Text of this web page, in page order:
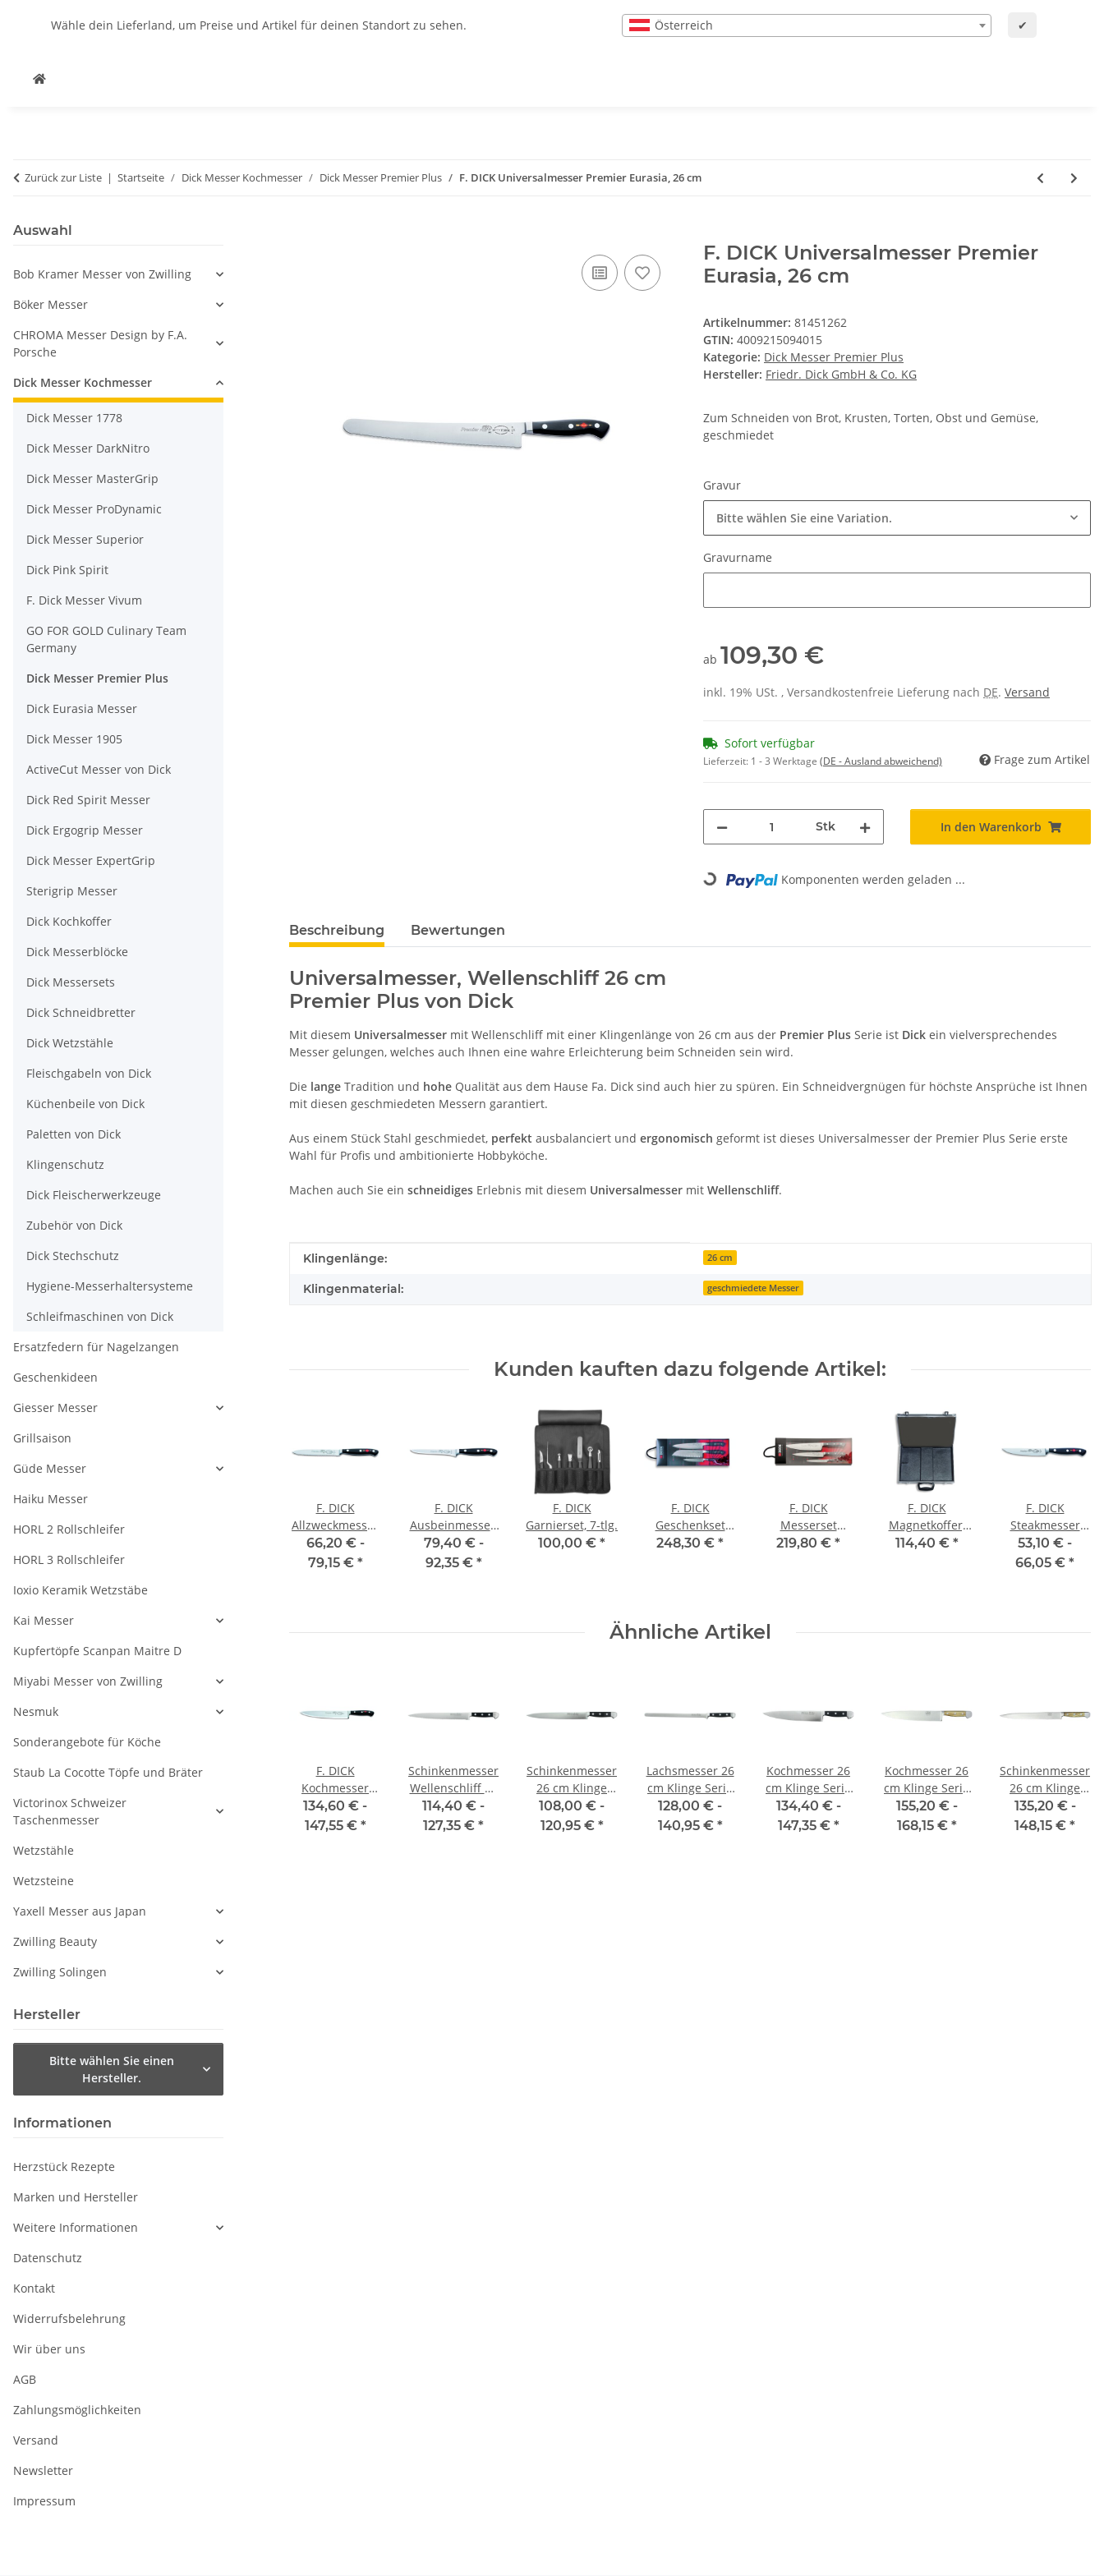
Wähle dein Lieferland, um Preise und Artikel für deinen Standort zu sehen. Österreich ✔
Zurück zur Liste Startseite Dick Messer Kochmesser Dick Messer Premier Plus F. DICK Universalmesser Premier Eurasia, 26 cm
F. DICK Universalmesser Premier
Eurasia, 26 cm
Artikelnummer: 81451262
GTIN: 4009215094015
Kategorie: Dick Messer Premier Plus
Hersteller: Friedr. Dick GmbH & Co. KG
Zum Schneiden von Brot, Krusten, Torten, Obst und Gemüse,
geschmiedet
Gravur
Bitte wählen Sie eine Variation.
Gravurname
ab 109,30 €
inkl. 19% USt. , Versandkostenfreie Lieferung nach DE. Versand
Sofort verfügbar
Lieferzeit: 1 - 3 Werktage (DE - Ausland abweichend) Frage zum Artikel
Stk In den Warenkorb
Loading... Komponenten werden geladen ...
Beschreibung Bewertungen
Universalmesser, Wellenschliff 26 cm
Premier Plus von Dick
Mit diesem Universalmesser mit Wellenschliff mit einer Klingenlänge von 26 cm aus der Premier Plus Serie ist Dick ein vielversprechendes
Messer gelungen, welches auch Ihnen eine wahre Erleichterung beim Schneiden sein wird.
Die lange Tradition und hohe Qualität aus dem Hause Fa. Dick sind auch hier zu spüren. Ein Schneidvergnügen für höchste Ansprüche ist Ihnen
mit diesen geschmiedeten Messern garantiert.
Aus einem Stück Stahl geschmiedet, perfekt ausbalanciert und ergonomisch geformt ist dieses Universalmesser der Premier Plus Serie erste
Wahl für Profis und ambitionierte Hobbyköche.
Machen auch Sie ein schneidiges Erlebnis mit diesem Universalmesser mit Wellenschliff.
Produkteigenschaft
Wert
Klingenlänge: 26 cm
Klingenmaterial: geschmiedete Messer
Kunden kauften dazu folgende Artikel:
F. DICK
Allzweckmesser
Premier Plus, 13
cm
66,20 € -
79,15 € *
F. DICK
Ausbeinmesser,
steif Premier
Plus, 13cm
79,40 € -
92,35 € *
F. DICK
Garnierset, 7-tlg.
100,00 € *
F. DICK
Geschenkset
Eurasia
248,30 € *
F. DICK
Messerset
Premier Plus, 3-
219,80 € *
F. DICK
Magnetkoffer,
leer
114,40 € *
F. DICK
Steakmesser
Premier Plus, 12
cm
53,10 € -
66,05 € *
Ähnliche Artikel
F. DICK Santoku
Eurasia, 18 cm
111,40 € -
124,35 €
Zwilling
Kochmesser 26
84,95 € -
F. DICK
Kochmesser
Premier Plus,
26cm
134,60 € -
147,55 € *
Schinkenmesser
Wellenschliff 26
cm Serie Alpha
von Güde
114,40 € -
127,35 € *
Schinkenmesser
26 cm Klinge
Serie Alpha von
Güde
108,00 € -
120,95 € *
Lachsmesser 26
cm Klinge Serie
Alpha von Güde
128,00 € -
140,95 € *
Kochmesser 26
cm Klinge Serie
Alpha von Güde
134,40 € -
147,35 € *
Kochmesser 26
cm Klinge Serie
Alpha Olive von
Güde
155,20 € -
168,15 € *
Schinkenmesser
26 cm Klinge
Serie Alpha
Olive von Güde
135,20 € -
148,15 € *
Auswahl
Bob Kramer Messer von Zwilling
Böker Messer
CHROMA Messer Design by F.A.
Porsche
Dick Messer Kochmesser
Dick Messer 1778
Dick Messer DarkNitro
Dick Messer MasterGrip
Dick Messer ProDynamic
Dick Messer Superior
Dick Pink Spirit
F. Dick Messer Vivum
GO FOR GOLD Culinary Team
Germany
Dick Messer Premier Plus
Dick Eurasia Messer
Dick Messer 1905
ActiveCut Messer von Dick
Dick Red Spirit Messer
Dick Ergogrip Messer
Dick Messer ExpertGrip
Sterigrip Messer
Dick Kochkoffer
Dick Messerblöcke
Dick Messersets
Dick Schneidbretter
Dick Wetzstähle
Fleischgabeln von Dick
Küchenbeile von Dick
Paletten von Dick
Klingenschutz
Dick Fleischerwerkzeuge
Zubehör von Dick
Dick Stechschutz
Hygiene-Messerhaltersysteme
Schleifmaschinen von Dick
Ersatzfedern für Nagelzangen
Geschenkideen
Giesser Messer
Grillsaison
Güde Messer
Haiku Messer
HORL 2 Rollschleifer
HORL 3 Rollschleifer
Ioxio Keramik Wetzstäbe
Kai Messer
Kupfertöpfe Scanpan Maitre D
Miyabi Messer von Zwilling
Nesmuk
Sonderangebote für Köche
Staub La Cocotte Töpfe und Bräter
Victorinox Schweizer
Taschenmesser
Wetzstähle
Wetzsteine
Yaxell Messer aus Japan
Zwilling Beauty
Zwilling Solingen
Hersteller
Bitte wählen Sie einen
Hersteller.
Informationen
Herzstück Rezepte
Marken und Hersteller
Weitere Informationen
Datenschutz
Kontakt
Widerrufsbelehrung
Wir über uns
AGB
Zahlungsmöglichkeiten
Versand
Newsletter
Impressum